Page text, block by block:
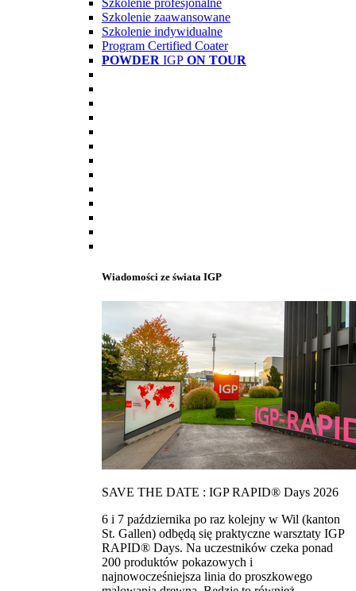
Szkolenie profesjonalne
Szkolenie zaawansowane
Szkolenie indywidualne
Program Certified Coater
POWDER IGP ON TOUR
Wiadomości ze świata IGP
SAVE THE DATE : IGP RAPID® Days 2026
6 i 7 października po raz kolejny w Wil (kanton
St. Gallen) odbędą się praktyczne warsztaty IGP
RAPID® Days. Na uczestników czeka ponad
200 produktów pokazowych i
najnowocześniejsza linia do proszkowego